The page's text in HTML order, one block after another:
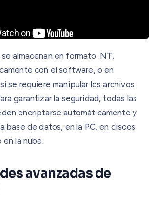
almacenan en formato .NT,
con el software, o en
se requiere manipular los archivos
garantizar la seguridad, todas las
encriptarse automáticamente y
base de datos, en la PC, en discos
la nube.
avanzadas de